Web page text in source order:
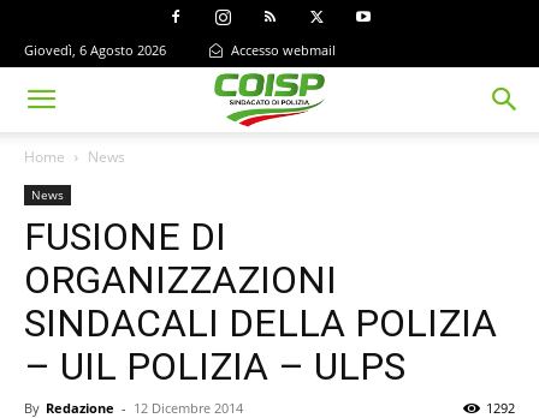
Giovedì, 6 Agosto 2026 Accesso webmail
Home News
News
FUSIONE DI
ORGANIZZAZIONI
SINDACALI DELLA POLIZIA
– UIL POLIZIA – ULPS
By Redazione - 12 Dicembre 2014 1292